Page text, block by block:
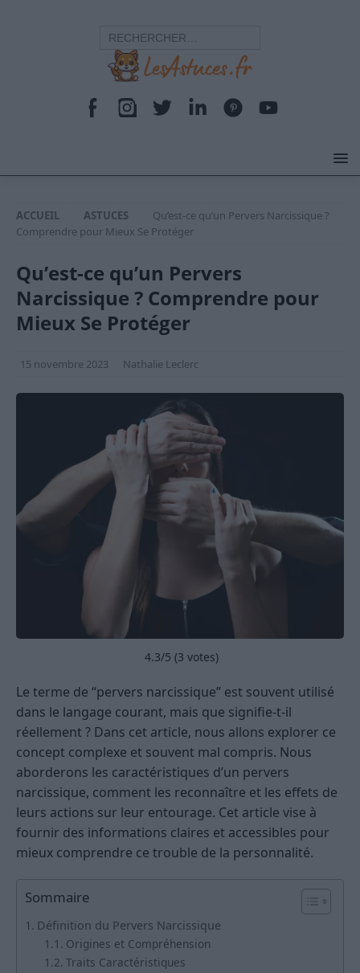
ACCUEIL ASTUCES
Qu’est-ce qu’un Pervers Narcissique ?
Comprendre pour Mieux Se Protéger
Qu’est-ce qu’un Pervers
Narcissique ? Comprendre pour
Mieux Se Protéger
15 novembre 2023 Nathalie Leclerc
4.3/5 (3 votes)
Le terme de “pervers narcissique” est souvent utilisé
dans le langage courant, mais que signifie-t-il
réellement ? Dans cet article, nous allons explorer ce
concept complexe et souvent mal compris. Nous
aborderons les caractéristiques d’un pervers
narcissique, comment les reconnaître et les effets de
leurs actions sur leur entourage. Cet article vise à
fournir des informations claires et accessibles pour
mieux comprendre ce trouble de la personnalité.
Sommaire
Définition du Pervers Narcissique
Origines et Compréhension
Traits Caractéristiques